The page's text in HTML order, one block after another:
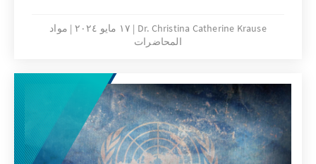
Dr. Christina Catherine Krause ١٧ مايو ٢٠٢٤
مواد
المحاضرات